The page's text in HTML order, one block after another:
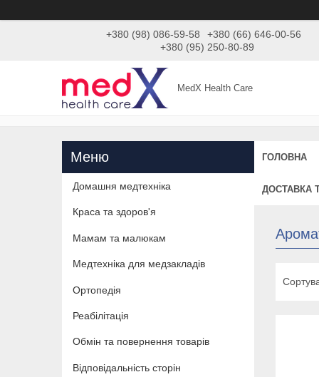
+380 (98) 086-59-58
+380 (66) 646-00-56
+380 (95) 250-80-89
MedX Health Care
ГОЛОВНА
ДОСТАВКА
Домашня медтехніка
Краса та здоров'я
Мамам та малюкам
Медтехніка для медзакладів
Ортопедія
Реабілітація
Обмін та повернення товарів
Відповідальність сторін